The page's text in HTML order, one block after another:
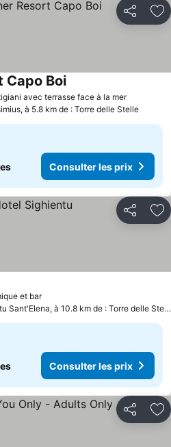
Partager
avec terrasse face à la mer
Capo Boi
à 5.8 km de : Torre delle Stelle
Consulter les prix
Partager
et bar
Quartu Sant'Elena, à 10.8 km de : Torre delle Stelle
Consulter les prix
Partager